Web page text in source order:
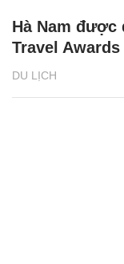
DU LỊCH
Hà Nam được
Travel